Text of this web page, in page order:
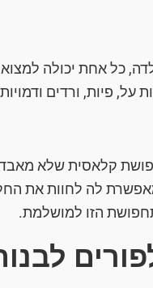
כל אחת יכולה
על, פיות, ורדים
קלאסית שלא
לה לחוות את
הזו למושלמת.